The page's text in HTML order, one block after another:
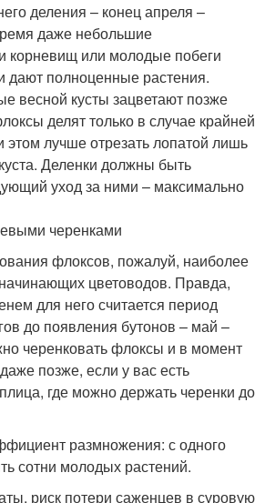
деления – конец апреля –
даже небольшие
корневищ или молодые побеги
дают полноценные растения.
весной кусты зацветают позже
делят только в случае крайней
этом лучше отрезать лопатой лишь
Деленки должны быть
уход за ними – максимально
черенками
флоксов, пожалуй, наиболее
цветоводов. Правда,
для него считается период
до появления бутонов – май –
черенковать флоксы и в момент
позже, если у вас есть
где можно держать черенки до
размножения: с одного
сотни молодых растений.
риск потери саженцев в суровую